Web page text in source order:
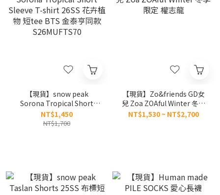
【現貨】snow peak
Sorona Tropical Short
Sleeve T-shirt 26SS 花卉植
物 短tee BTS 金泰亨同款
NT$1,450
NT$1,700
【現貨】Zo&friends GD女
兒 Zoa ZOAful Winter 冬季
限定 權志龍
NT$1,530 ~ NT$2,700